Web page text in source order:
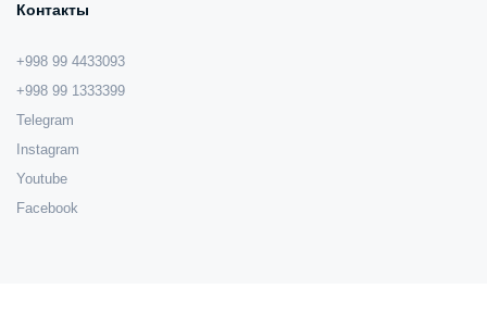
Контакты
+998 99 4433093
+998 99 1333399
Telegram
Instagram
Youtube
Facebook